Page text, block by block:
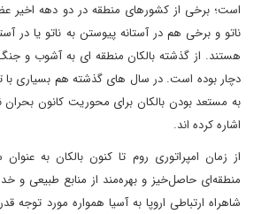
است؛ برخی از کشورهای منطقه در دو دهه اخیر
ناتو و برخی هم در آستانه پیوستن به ناتو یا در
هستند. از گذشته بالکان منطقه ای به آشوب و
دچار بوده است. در سال های گذشته هم بسیاری با
به مستعد بودن بالکان برای محوریت کانون
اشاره کرده اند.
از زمان امپراتوری روم تا کنون بالکان به
منطقه‌ای حاصل‌خیز و بهره‌مند از منابع طبیعی و
شاهراه ارتباطی اروپا به آسیا همواره مورد